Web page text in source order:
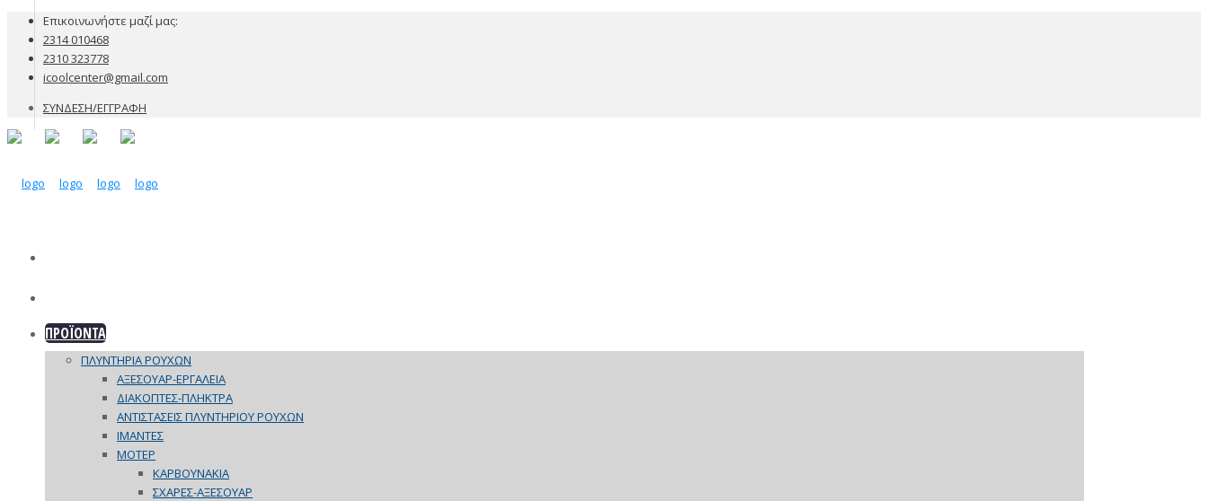
Επικοινωνήστε μαζί μας:
2314 010468
2310 323778
icoolcenter@gmail.com
ΣΥΝΔΕΣΗ/ΕΓΓΡΑΦΗ
ΠΡΟΪΟΝΤΑ
ΠΛΥΝΤΗΡΙΑ ΡΟΥΧΩΝ
ΑΞΕΣΟΥΑΡ-ΕΡΓΑΛΕΙΑ
ΔΙΑΚΟΠΤΕΣ-ΠΛΗΚΤΡΑ
ΑΝΤΙΣΤΑΣΕΙΣ ΠΛΥΝΤΗΡΙΟΥ ΡΟΥΧΩΝ
ΙΜΑΝΤΕΣ
ΜΟΤΕΡ
ΚΑΡΒΟΥΝΑΚΙΑ
ΣΧΑΡΕΣ-ΑΞΕΣΟΥΑΡ